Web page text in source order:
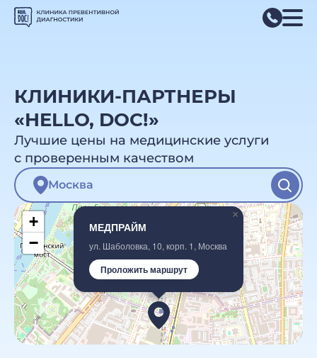
КЛИНИКИ-ПАРТНЕРЫ
«HELLO, DOC!»
Лучшие цены на медицинские услуги
с проверенным качеством
МЕДПРАЙМ
ул. Шаболовка, 10, корп. 1, Москва
Проложить маршрут
×
+
−